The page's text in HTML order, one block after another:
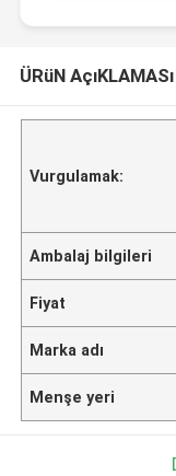
ÜRüN AçıKLAMASı
Vurgulamak:
Ambalaj bilgileri
Fiyat
Marka adı
Menşe yeri